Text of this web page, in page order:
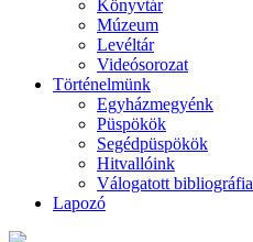
Könyvtár
Múzeum
Levéltár
Videósorozat
Történelmünk
Egyházmegyénk
Püspökök
Segédpüspökök
Hitvallóink
Válogatott bibliográfia
Lapozó